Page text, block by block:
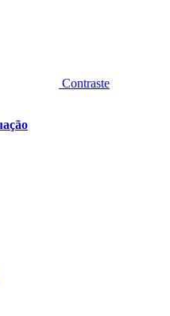
Contraste